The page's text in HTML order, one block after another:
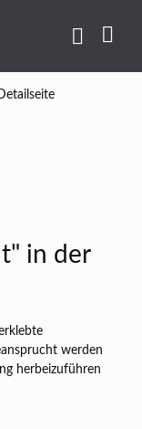
in der
werden
herbeizuführen